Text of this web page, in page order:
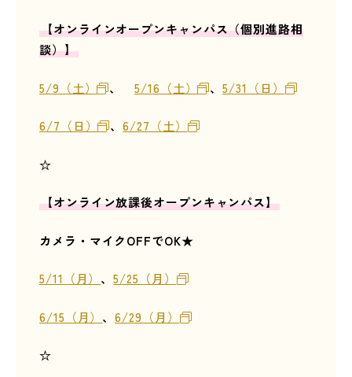
【オンラインオープンキャンパス（個別進路相
談）】
5/9（土） 、5/16（土） 、5/31（日）
6/7（日） 、6/27（土）
☆
【オンライン放課後オープンキャンパス】
カメラ・マイクOFFでOK★
5/11（月） 、5/25（月）
6/15（月） 、6/29（月）
☆